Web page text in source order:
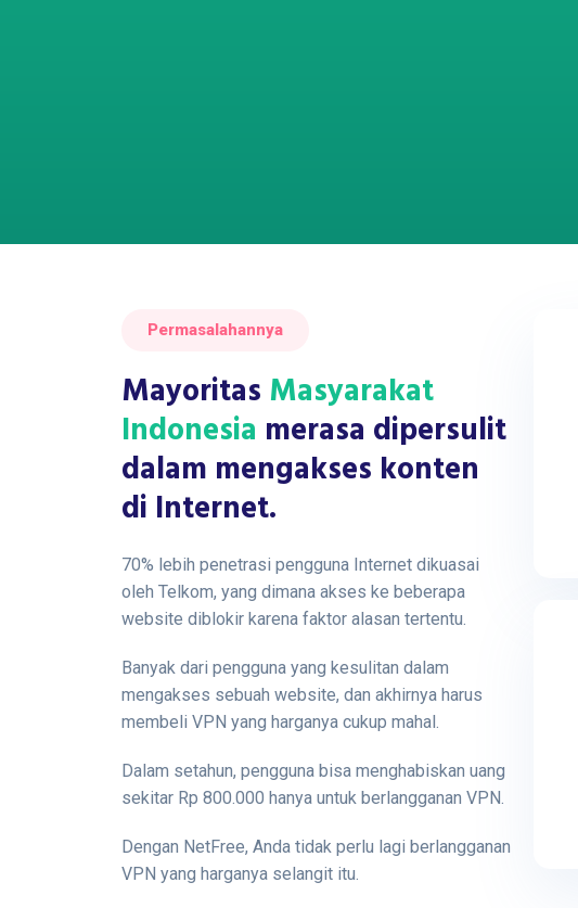
Permasalahannya
Mayoritas Masyarakat
Indonesia merasa dipersulit
dalam mengakses konten
di Internet.
70% lebih penetrasi pengguna Internet dikuasai
oleh Telkom, yang dimana akses ke beberapa
website diblokir karena faktor alasan tertentu.
Banyak dari pengguna yang kesulitan dalam
mengakses sebuah website, dan akhirnya harus
membeli VPN yang harganya cukup mahal.
Dalam setahun, pengguna bisa menghabiskan uang
sekitar Rp 800.000 hanya untuk berlangganan VPN.
Dengan NetFree, Anda tidak perlu lagi berlangganan
VPN yang harganya selangit itu.